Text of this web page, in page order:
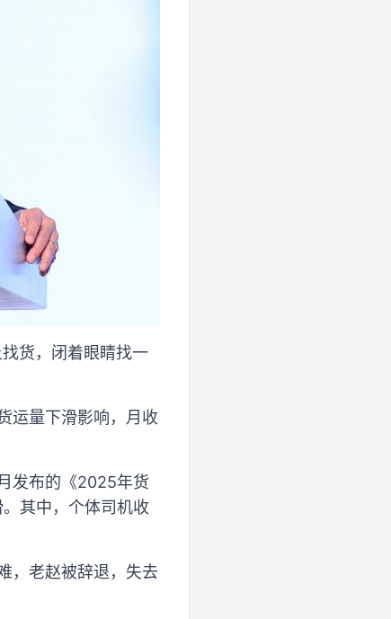
货，闭着眼睛找一
运量下滑影响，月收
发布的《2025年货
其中，个体司机收
，老赵被辞退，失去